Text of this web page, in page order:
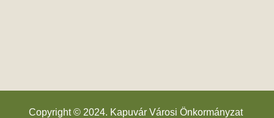
Copyright © 2024. Kapuvár Városi Önkormányzat